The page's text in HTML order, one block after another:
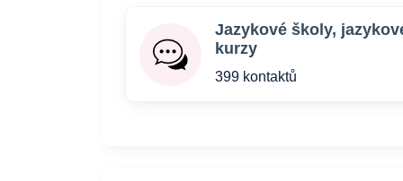
Jazykové školy,
kurzy
399 kontaktů